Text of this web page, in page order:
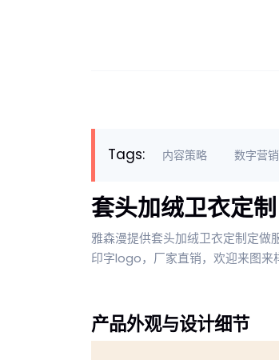
Tags: 内容策略 数字营销
套头加绒卫衣定制
雅森漫提供套头加绒卫衣定制定做
印字logo，厂家直销，欢迎来图来
产品外观与设计细节